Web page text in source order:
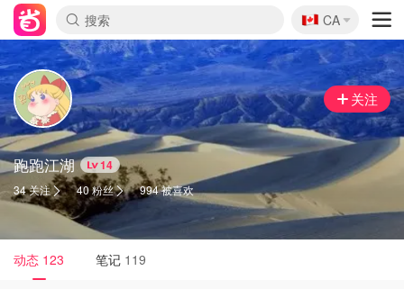
🇨🇦
CA
关注
跑跑江湖 14
34 关注 40 粉丝 994 被喜欢
动态 123 笔记 119